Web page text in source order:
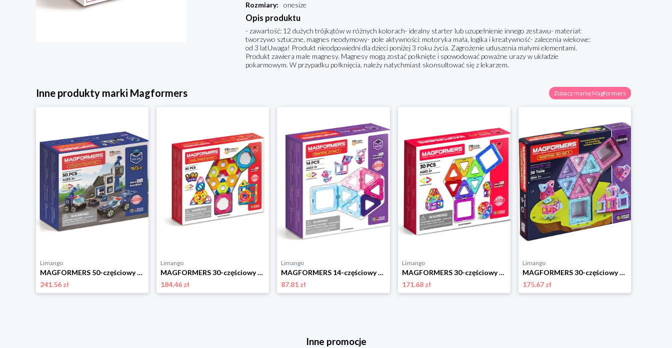
Rozmiary: onesize
Opis produktu
- zawartość: 12 dużych trójkątów w różnych kolorach- idealny starter lub uzupełnienie innego zestawu- materiał:
tworzywo sztuczne, magnes neodymowy- pole aktywności: motoryka mała, logika i kreatywność- zalecenia wiekowe:
od 3 latUwaga! Produkt nieodpowiedni dla dzieci poniżej 3 roku życia. Zagrożenie uduszenia małymi elementami.
Produkt zawiera małe magnesy. Magnesy mogą zostać połknięte i spowodować poważne urazy w układzie
pokarmowym. W przypadku połknięcia, należy natychmiast skonsultować się z lekarzem.
Inne produkty marki Magformers Zobacz markę Magformers
Limango
MAGFORMERS 50-częściowy zestaw magnetyczny "Amazing Police Set" - 3+ rozmiar: onesize
241.56 zł
Limango
MAGFORMERS 30-częściowy zestaw magnetyczny "Challenger" - 3+ rozmiar: onesize
184.46 zł
Limango
MAGFORMERS 14-częściowy zestaw magnetyczny "Inspire" - 3+ rozmiar: onesize
87.81 zł
Limango
MAGFORMERS 30-częściowy zestaw magnetyczny "Standard Line" - 3+ rozmiar: onesize
171.68 zł
Limango
MAGFORMERS 30-częściowy zestaw magnetyczny "Inspire" - 3+ rozmiar: onesize
175.67 zł
Inne promocje